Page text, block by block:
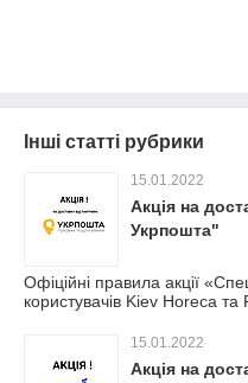
Інші статті рубрики
15.01.2022
Акція на
Укрпошта"
Офіційні правила акції
користувачів Kiev Horeca
15.01.2022
Акція на